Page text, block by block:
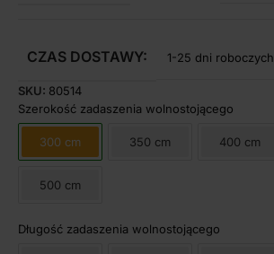
CZAS DOSTAWY: 1-25 dni roboczych
SKU: 80514
Szerokość zadaszenia wolnostojącego
300 cm 350 cm 400 cm
500 cm
Długość zadaszenia wolnostojącego